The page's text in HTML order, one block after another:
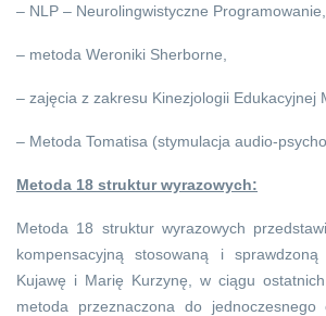
– NLP – Neurolingwistyczne Programowanie,
– metoda Weroniki Sherborne,
– zajęcia z zakresu Kinezjologii Edukacyjnej
– Metoda Tomatisa (stymulacja audio-
Metoda 18 struktur wyrazowych:
Metoda 18 struktur wyrazowych
kompensacyjną stosowaną i
Kujawę i Marię Kurzynę, w ciągu
metoda przeznaczona do